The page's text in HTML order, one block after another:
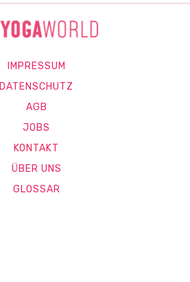
IMPRESSUM
DATENSCHUTZ
AGB
JOBS
KONTAKT
ÜBER UNS
GLOSSAR